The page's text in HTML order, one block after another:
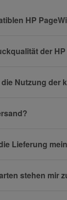
HP
der
Nutzung der
Lieferung
stehen mir